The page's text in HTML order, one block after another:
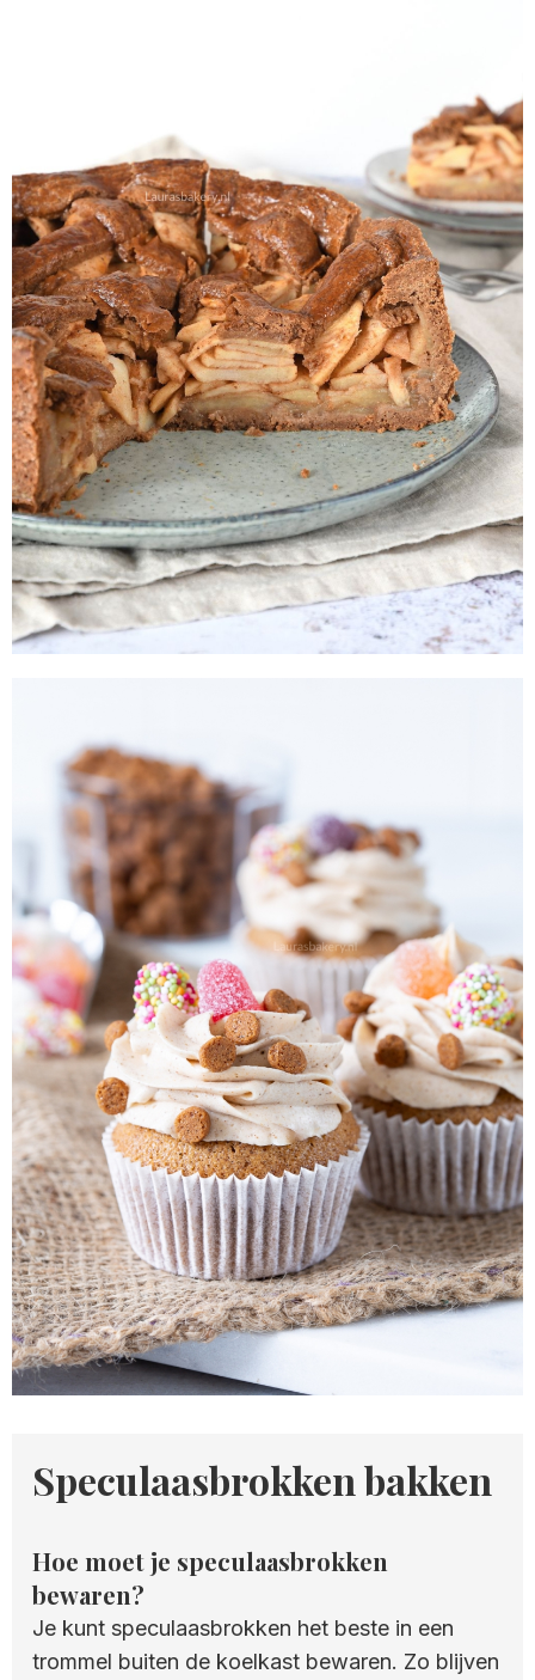
Speculaasbrokken bakken
Hoe moet je speculaasbrokken
bewaren?
Je kunt speculaasbrokken het beste in een
trommel buiten de koelkast bewaren. Zo blijven